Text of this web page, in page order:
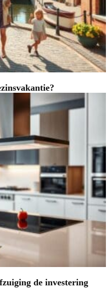
de investering